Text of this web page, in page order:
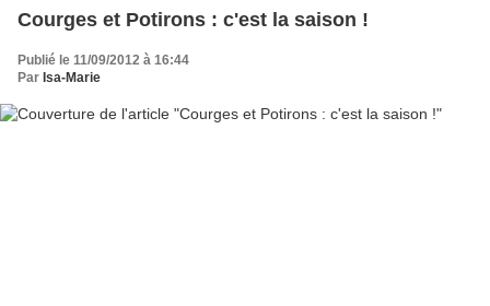
Courges et Potirons : c'est la saison !
Publié le 11/09/2012 à 16:44
Par Isa-Marie